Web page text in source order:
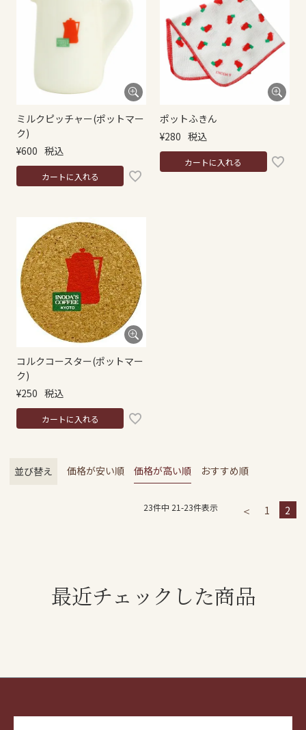
ミルクピッチャー(ポットマー
ク)
¥600 税込
カートに入れる
ポットふきん
¥280 税込
カートに入れる
コルクコースター(ポットマー
ク)
¥250 税込
カートに入れる
並び替え 価格が安い順 価格が高い順 おすすめ順
23件中 21-23件表示 1 2
最近チェックした商品